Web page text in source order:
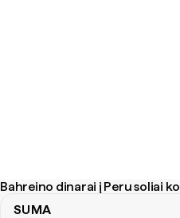
Bahreino dinarai į Peru soliai
SUMA